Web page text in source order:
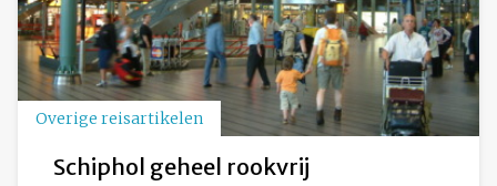
Overige reisartikelen
Schiphol geheel rookvrij